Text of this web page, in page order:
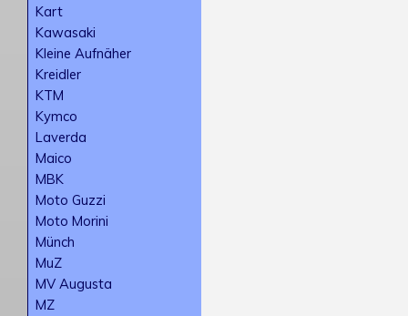
Kart
Kawasaki
Kleine Aufnäher
Kreidler
KTM
Kymco
Laverda
Maico
MBK
Moto Guzzi
Moto Morini
Münch
MuZ
MV Augusta
MZ